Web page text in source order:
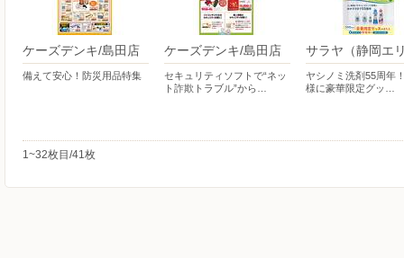
ケーズデンキ/島田店
備えて安心！防災用品特集
ケーズデンキ/島田店
セキュリティソフトで“ネッ
ト詐欺トラブル”から…
サラヤ（静岡エ
ヤシノミ洗剤55周年
様に豪華限定グッ…
1~32枚目/41枚